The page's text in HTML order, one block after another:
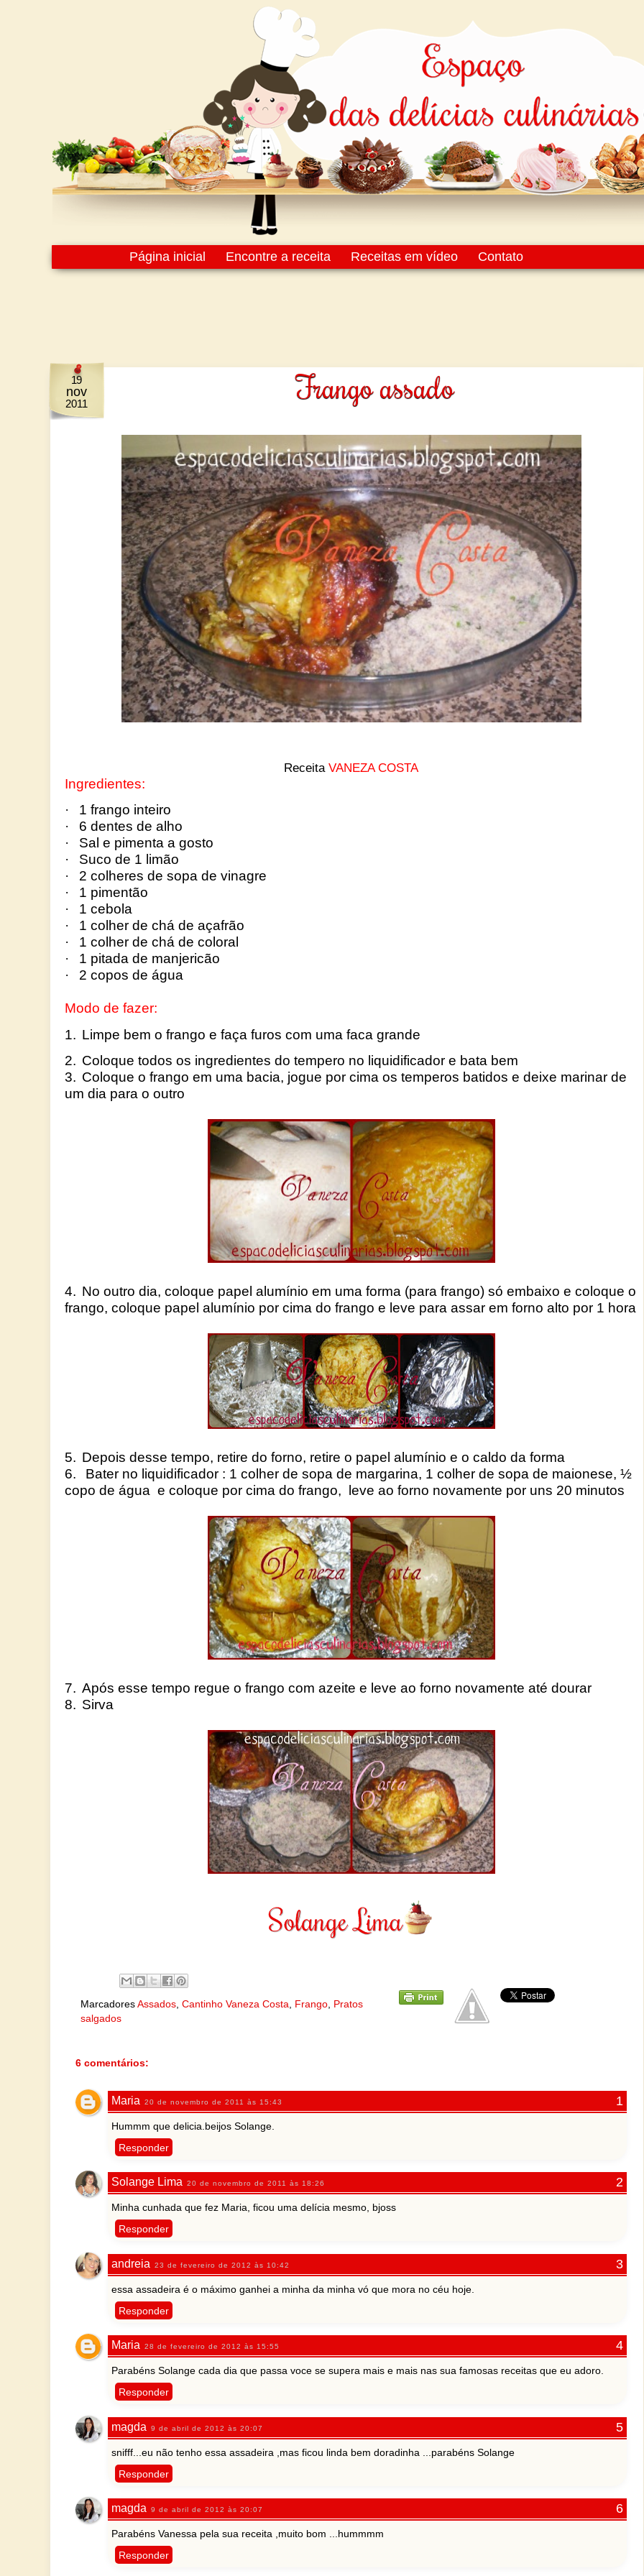
Página inicial Encontre a receita Receitas em vídeo Contato
19
nov
2011 Frango assado
Receita VANEZA COSTA
Ingredientes:
·
1 frango inteiro
·
6 dentes de alho
·
Sal e pimenta a gosto
·
Suco de 1 limão
·
2 colheres de sopa de vinagre
·
1 pimentão
·
1 cebola
·
1 colher de chá de açafrão
·
1 colher de chá de coloral
·
1 pitada de manjericão
·
2 copos de água
Modo de fazer:
1. Limpe bem o frango e faça furos com uma faca grande
2. Coloque todos os ingredientes do tempero no liquidificador e bata bem
3. Coloque o frango em uma bacia, jogue por cima os temperos batidos e deixe marinar de
um dia para o outro
4. No outro dia, coloque papel alumínio em uma forma (para frango) só embaixo e coloque o
frango, coloque papel alumínio por cima do frango e leve para assar em forno alto por 1 hora
5. Depois desse tempo, retire do forno, retire o papel alumínio e o caldo da forma
6.
Bater no liquidificador : 1 colher de sopa de margarina, 1 colher de sopa de maionese, ½
copo de água e coloque por cima do frango, leve ao forno novamente por uns 20 minutos
7. Após esse tempo regue o frango com azeite e leve ao forno novamente até dourar
8. Sirva
MarcadoresAssados Cantinho Vaneza Costa Frango Pratos
salgados
6 comentários:
Maria 20 de novembro de 2011 às 15:43
Hummm que delicia.beijos Solange.
Responder
Solange Lima 20 de novembro de 2011 às 18:26
Minha cunhada que fez Maria, ficou uma delícia mesmo, bjoss
Responder
andreia 23 de fevereiro de 2012 às 10:42
essa assadeira é o máximo ganhei a minha da minha vó que mora no céu hoje.
Responder
Maria 28 de fevereiro de 2012 às 15:55
Parabéns Solange cada dia que passa voce se supera mais e mais nas sua famosas receitas que eu adoro.
Responder
magda 9 de abril de 2012 às 20:07
snifff...eu não tenho essa assadeira ,mas ficou linda bem doradinha ...parabéns Solange
Responder
magda 9 de abril de 2012 às 20:07
Parabéns Vanessa pela sua receita ,muito bom ...hummmm
Responder